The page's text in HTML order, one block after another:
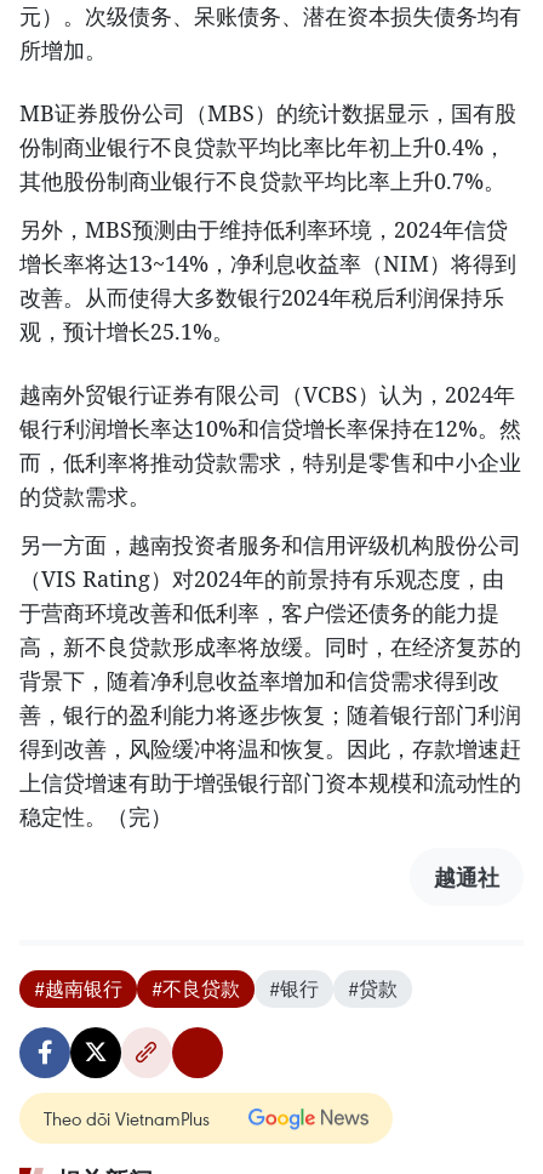
元）。次级债务、呆账债务、潜在资本损失债务均有
所增加。
MB证券股份公司（MBS）的统计数据显示，国有股
份制商业银行不良贷款平均比率比年初上升0.4%，
其他股份制商业银行不良贷款平均比率上升0.7%。
另外，MBS预测由于维持低利率环境，2024年信贷
增长率将达13~14%，净利息收益率（NIM）将得到
改善。从而使得大多数银行2024年税后利润保持乐
观，预计增长25.1%。
越南外贸银行证券有限公司（VCBS）认为，2024年
银行利润增长率达10%和信贷增长率保持在12%。然
而，低利率将推动贷款需求，特别是零售和中小企业
的贷款需求。
另一方面，越南投资者服务和信用评级机构股份公司
（VIS Rating）对2024年的前景持有乐观态度，由
于营商环境改善和低利率，客户偿还债务的能力提
高，新不良贷款形成率将放缓。同时，在经济复苏的
背景下，随着净利息收益率增加和信贷需求得到改
善，银行的盈利能力将逐步恢复；随着银行部门利润
得到改善，风险缓冲将温和恢复。因此，存款增速赶
上信贷增速有助于增强银行部门资本规模和流动性的
稳定性。（完）
越通社
#越南银行 #不良贷款 #银行 #贷款
Theo dõi VietnamPlus